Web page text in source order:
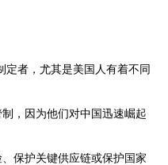
定者，尤其是美国人有着不同
，因为他们对中国迅速崛起
保护关键供应链或保护国家